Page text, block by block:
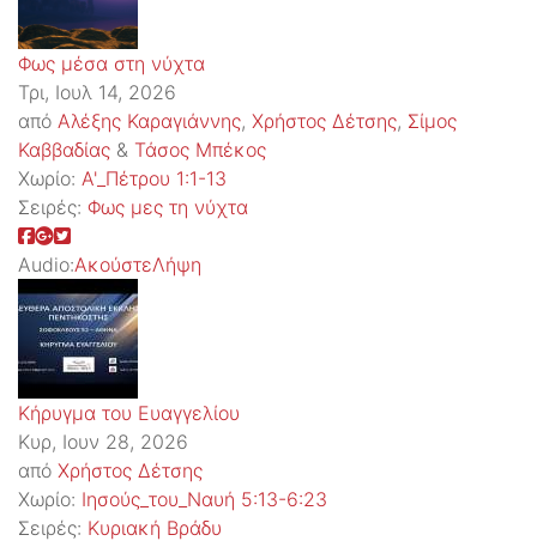
Φως μέσα στη νύχτα
Τρι, Ιουλ 14, 2026
από Αλέξης Καραγιάννης, Χρήστος Δέτσης, Σίμος
Καββαδίας & Τάσος Μπέκος
Χωρίο: Α'_Πέτρου 1:1-13
Σειρές: Φως μες τη νύχτα
Audio:ΑκούστεΛήψη
Κήρυγμα του Ευαγγελίου
Κυρ, Ιουν 28, 2026
από Χρήστος Δέτσης
Χωρίο: Ιησούς_του_Ναυή 5:13-6:23
Σειρές: Kυριακή Βράδυ